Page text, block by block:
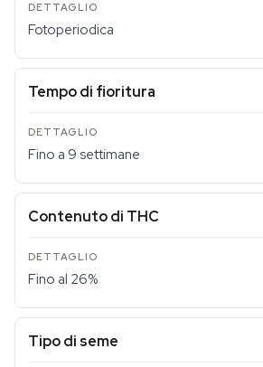
Fotoperiodica
Tempo di fioritura
Fino a 9 settimane
Contenuto di THC
Fino al 26%
Tipo di seme